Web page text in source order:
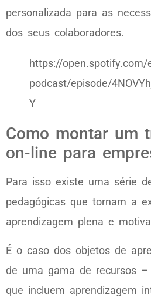
personalizada para as
dos seus colaboradores.
https://open.spotify.com/
podcast/episode/
Y
Como montar um
on-line para
Para isso existe uma série
pedagógicas que tornam a
aprendizagem plena e
É o caso dos objetos de
de uma gama de recursos
que incluem aprendizagem